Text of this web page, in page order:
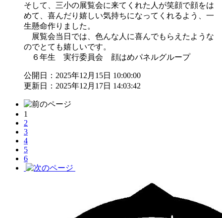
そして、三小の展覧会に来てくれた人が笑顔で顔をは
めて、喜んだり嬉しい気持ちになってくれるよう、一
生懸命作りました。
展覧会当日では、色んな人に喜んでもらえたような
のでとても嬉しいです。
６年生 実行委員会 顔はめパネルグループ
公開日：2025年12月15日 10:00:00
更新日：2025年12月17日 14:03:42
1
2
3
4
5
6